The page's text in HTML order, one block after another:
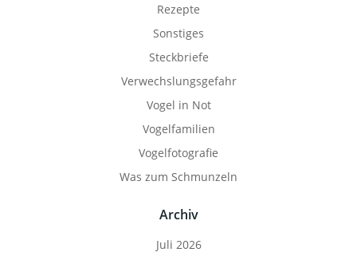
Rezepte
Sonstiges
Steckbriefe
Verwechslungsgefahr
Vogel in Not
Vogelfamilien
Vogelfotografie
Was zum Schmunzeln
Archiv
Juli 2026